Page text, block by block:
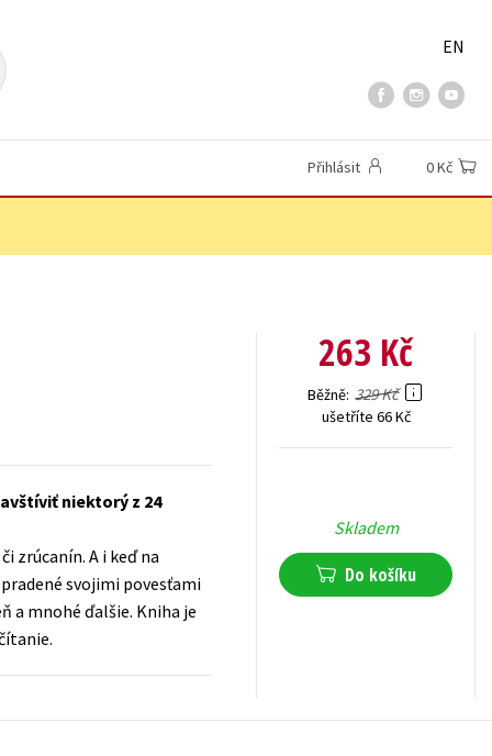
EN
Přihlásit 0 Kč
niektorý z 24
zrúcanín. A i keď na
svojimi povesťami
a mnohé ďalšie. Kniha je
263 Kč
Běžně 329 Kč
ušetříte 66 Kč
Skladem
Do košíku